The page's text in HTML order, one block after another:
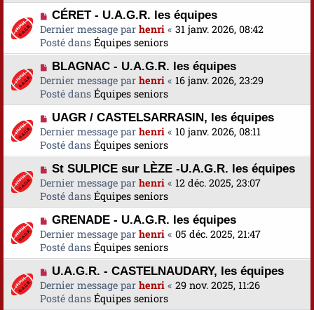
a
g
e
m
e
s
s
a
g
e
v
e
a
u
m
e
s
s
a
g
e
N
o
u
v
e
a
u
m
e
s
s
a
g
e
CÉRET - U.A.G.R. les équipes
Dernier message par henri « 31 janv. 2026, 08:42
Posté dans Équipes seniors
N
o
u
v
e
a
u
m
e
s
s
a
g
e
BLAGNAC - U.A.G.R. les équipes
Dernier message par henri « 16 janv. 2026, 23:29
Posté dans Équipes seniors
N
o
u
v
e
a
u
m
e
s
s
a
g
e
UAGR / CASTELSARRASIN, les équipes
Dernier message par henri « 10 janv. 2026, 08:11
Posté dans Équipes seniors
N
o
u
v
e
a
u
m
e
s
s
St SULPICE sur LÈZE -U.A.G.R. les équipes
Dernier message par henri « 12 déc. 2025, 23:07
Posté dans Équipes seniors
N
o
u
v
e
a
u
GRENADE - U.A.G.R. les équipes
Dernier message par henri « 05 déc. 2025, 21:47
Posté dans Équipes seniors
N
o
u
U.A.G.R. - CASTELNAUDARY, les équipes
Dernier message par henri « 29 nov. 2025, 11:26
Posté dans Équipes seniors